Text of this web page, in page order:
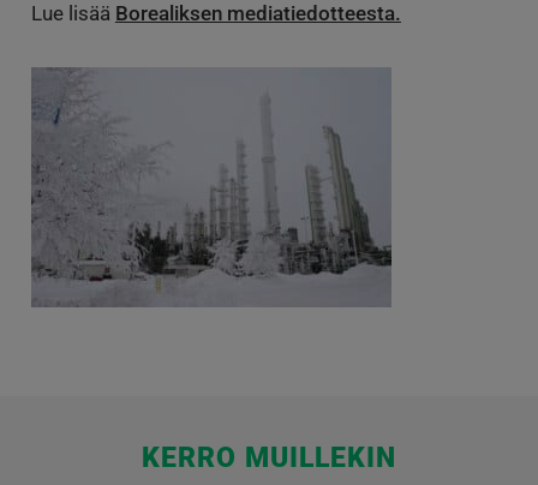
Lue lisää Borealiksen mediatiedotteesta.
KERRO MUILLEKIN